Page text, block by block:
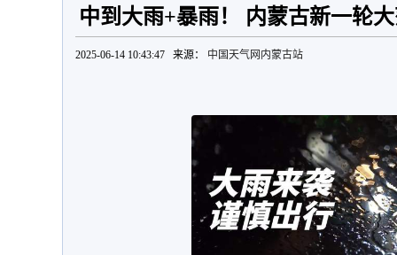
中到大雨+暴雨！ 内蒙古新一轮
2025-06-14 10:43:47 来源： 中国天气网内蒙古站